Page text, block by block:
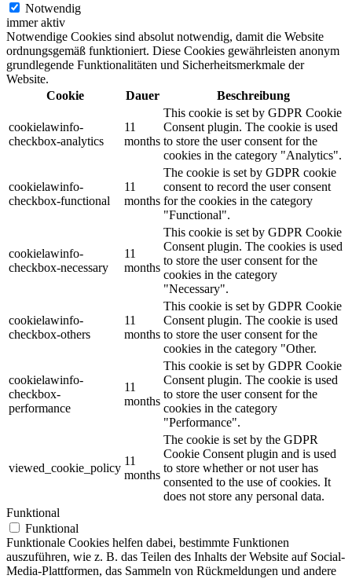
Notwendig
immer aktiv
Notwendige Cookies sind absolut notwendig, damit die Website
ordnungsgemäß funktioniert. Diese Cookies gewährleisten anonym
grundlegende Funktionalitäten und Sicherheitsmerkmale der
Website.
Cookie
Dauer Beschreibung
cookielawinfo-
checkbox-analytics
11
months
This cookie is set by GDPR Cookie
Consent plugin. The cookie is used
to store the user consent for the
cookies in the category "Analytics".
cookielawinfo-
checkbox-functional
11
months
The cookie is set by GDPR cookie
consent to record the user consent
for the cookies in the category
"Functional".
cookielawinfo-
checkbox-necessary
11
months
This cookie is set by GDPR Cookie
Consent plugin. The cookies is used
to store the user consent for the
cookies in the category
"Necessary".
cookielawinfo-
checkbox-others
11
months
This cookie is set by GDPR Cookie
Consent plugin. The cookie is used
to store the user consent for the
cookies in the category "Other.
cookielawinfo-
checkbox-
performance
11
months
This cookie is set by GDPR Cookie
Consent plugin. The cookie is used
to store the user consent for the
cookies in the category
"Performance".
viewed_cookie_policy
11
months
The cookie is set by the GDPR
Cookie Consent plugin and is used
to store whether or not user has
consented to the use of cookies. It
does not store any personal data.
Funktional
Funktional
Funktionale Cookies helfen dabei, bestimmte Funktionen
auszuführen, wie z. B. das Teilen des Inhalts der Website auf Social-
Media-Plattformen, das Sammeln von Rückmeldungen und andere